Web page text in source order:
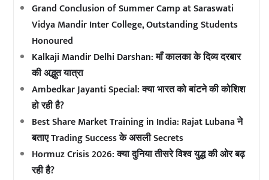
Grand Conclusion of Summer Camp at Saraswati
Vidya Mandir Inter College, Outstanding Students
Honoured
Kalkaji Mandir Delhi Darshan: माँ कालका के दिव्य दरबार
की अद्भुत यात्रा
Ambedkar Jayanti Special: क्या भारत को बांटने की कोशिश
हो रही है?
Best Share Market Training in India: Rajat Lubana ने
बताए Trading Success के असली Secrets
Hormuz Crisis 2026: क्या दुनिया तीसरे विश्व युद्ध की ओर बढ़
रही है?